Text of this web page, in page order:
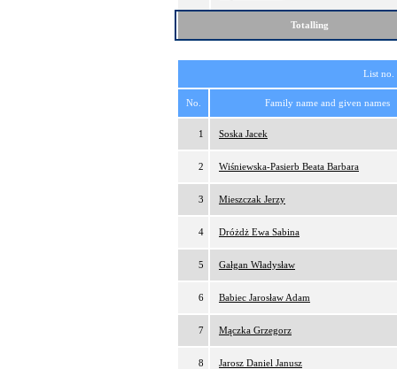
Totalling
List
No. Family name and given names
1 Soska Jacek
2 Wiśniewska-Pasierb Beata Barbara
3 Mieszczak Jerzy
4 Dróżdż Ewa Sabina
5 Gałgan Władysław
6 Babiec Jarosław Adam
7 Mączka Grzegorz
8 Jarosz Daniel Janusz